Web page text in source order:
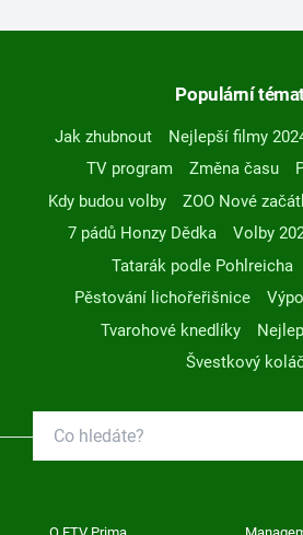
Populární
Jak zhubnout Nejlepší filmy
TV program
Změna času
Kdy budou volby
ZOO Nové
7 pádů Honzy Dědka
Volby
Tatarák podle Pohlreicha
Pěstování lichořeřišnice
Tvarohové knedlíky
Švestkový